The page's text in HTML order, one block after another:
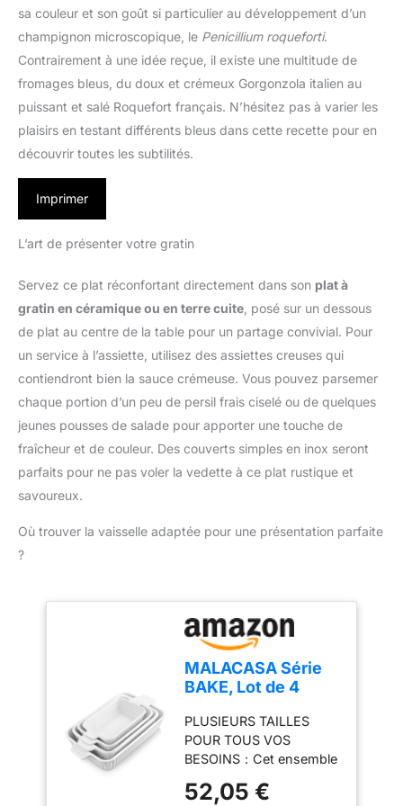
sa couleur et son goût si particulier au développement d’un
champignon microscopique, le Penicillium roqueforti.
Contrairement à une idée reçue, il existe une multitude de
fromages bleus, du doux et crémeux Gorgonzola italien au
puissant et salé Roquefort français. N’hésitez pas à varier les
plaisirs en testant différents bleus dans cette recette pour en
découvrir toutes les subtilités.
Imprimer
L’art de présenter votre gratin
Servez ce plat réconfortant directement dans son plat à
gratin en céramique ou en terre cuite , posé sur un dessous
de plat au centre de la table pour un partage convivial. Pour
un service à l’assiette, utilisez des assiettes creuses qui
contiendront bien la sauce crémeuse. Vous pouvez parsemer
chaque portion d’un peu de persil frais ciselé ou de quelques
jeunes pousses de salade pour apporter une touche de
fraîcheur et de couleur. Des couverts simples en inox seront
parfaits pour ne pas voler la vedette à ce plat rustique et
savoureux.
Où trouver la vaisselle adaptée pour une présentation parfaite
?
MALACASA Série
BAKE, Lot de 4
Céramique Blanc,
3020ml, 2080ml,
1480ml, 850ml,
Plats à Gratin avec
Poignées, Passe au
PLUSIEURS TAILLES
POUR TOUS VOS
BESOINS：Cet ensemble
gratin de tailles variées :
52,05 €